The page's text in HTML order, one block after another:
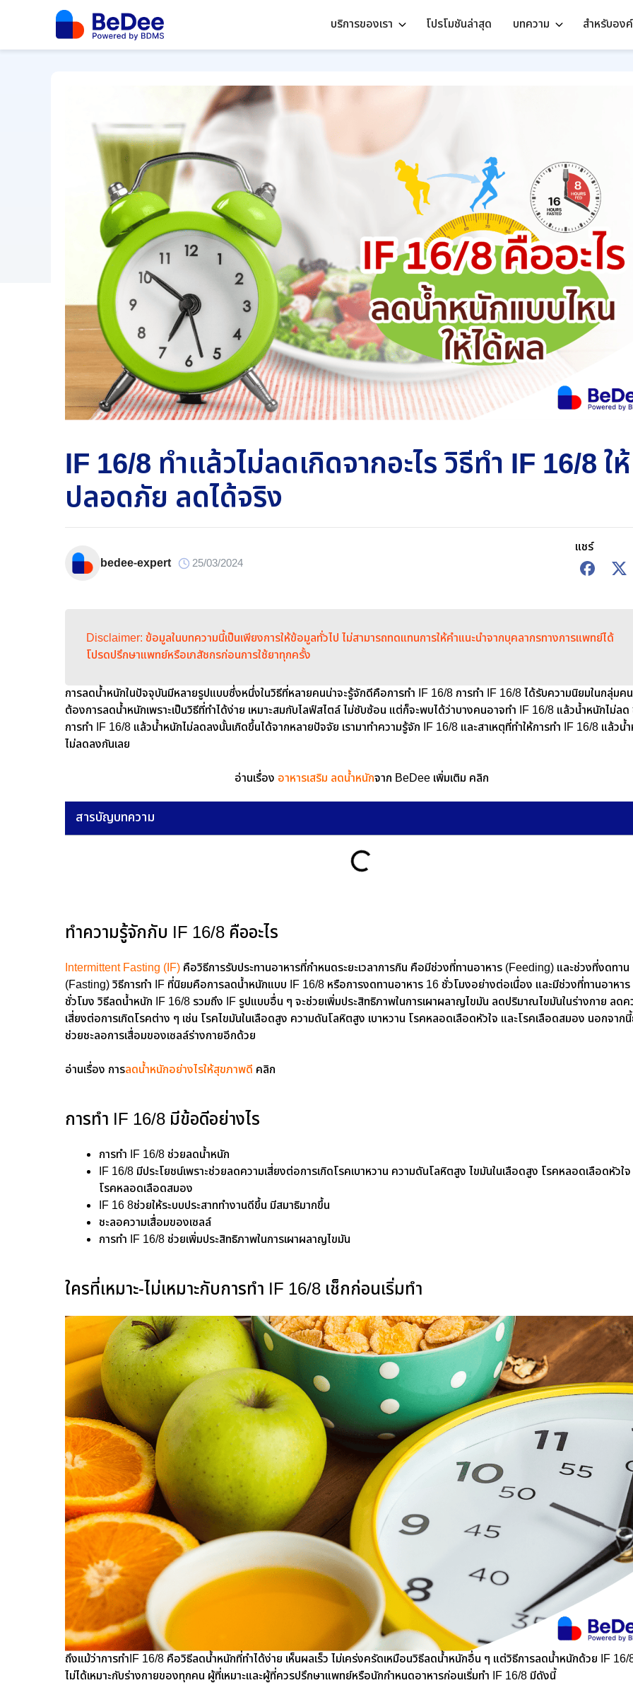
บริการของเรา โปรโมชันล่าสุด บทความ สำหรับอง
IF 16/8 ทำแล้วไม่ลดเกิดจากอะไร วิธีทำ IF 16/8 ให้
ปลอดภัย ลดได้จริง
bedee-expert 25/03/2024
แชร์
Disclaimer: ข้อมูลในบทความนี้เป็นเพียงการให้ข้อมูลทั่วไป ไม่สามารถทดแทนการให้คำแนะนำจากบุคลากรทางการแพทย์ได้
โปรดปรึกษาแพทย์หรือเภสัชกรก่อนการใช้ยาทุกครั้ง
การลดน้ำหนักในปัจจุบันมีหลายรูปแบบซึ่งหนึ่งในวิธีที่หลายคนน่าจะรู้จักดีคือการทำ IF 16/8 การทำ IF 16/8 ได้รับความนิยมในกลุ่มคน
ต้องการลดน้ำหนักเพราะเป็นวิธีที่ทำได้ง่าย เหมาะสมกับไลฟ์สไตล์ ไม่ซับซ้อน แต่ก็จะพบได้ว่าบางคนอาจทํา IF 16/8 แล้วน้ําหนักไม่ลด
การทำ IF 16/8 แล้วน้ำหนักไม่ลดลงนั้นเกิดขึ้นได้จากหลายปัจจัย เรามาทำความรู้จัก IF 16/8 และสาเหตุที่ทำให้การทำ IF 16/8 แล้วน้
ไม่ลดลงกันเลย
อ่านเรื่อง อาหารเสริม ลดน้ำหนักจาก BeDee เพิ่มเติม คลิก
สารบัญบทความ
ทำความรู้จักกับ IF 16/8 คืออะไร
Intermittent Fasting (IF) คือวิธีการรับประทานอาหารที่กำหนดระยะเวลาการกิน คือมีช่วงที่ทานอาหาร (Feeding) และช่วงที่งดทาน
(Fasting) วิธีการทำ IF ที่นิยมคือการลดน้ําหนักแบบ IF 16/8 หรือการงดทานอาหาร 16 ชั่วโมงอย่างต่อเนื่อง และมีช่วงที่ทานอาหา
ชั่วโมง วิธีลดน้ําหนัก IF 16/8 รวมถึง IF รูปแบบอื่น ๆ จะช่วยเพิ่มประสิทธิภาพในการเผาผลาญไขมัน ลดปริมาณไขมันในร่างกาย ลดค
เสี่ยงต่อการเกิดโรคต่าง ๆ เช่น โรคไขมันในเลือดสูง ความดันโลหิตสูง เบาหวาน โรคหลอดเลือดหัวใจ และโรคเลือดสมอง นอกจาก
ช่วยชะลอการเสื่อมของเซลล์ร่างกายอีกด้วย
อ่านเรื่อง การลดน้ำหนักอย่างไรให้สุขภาพดี คลิก
การทำ IF 16/8 มีข้อดีอย่างไร
การทํา IF 16/8 ช่วยลดน้ำหนัก
IF 16/8 มีประโยชน์เพราะช่วยลดความเสี่ยงต่อการเกิดโรคเบาหวาน ความดันโลหิตสูง ไขมันในเลือดสูง โรคหลอดเลือดหัวใ
โรคหลอดเลือดสมอง
IF 16 8ช่วยให้ระบบประสาททำงานดีขึ้น มีสมาธิมากขึ้น
ชะลอความเสื่อมของเซลล์
การทำ IF 16/8 ช่วยเพิ่มประสิทธิภาพในการเผาผลาญไขมัน
ใครที่เหมาะ-ไม่เหมาะกับการทำ IF 16/8 เช็กก่อนเริ่มทำ
ถึงแม้ว่าการทำIF 16/8 คือวิธีลดน้ำหนักที่ทำได้ง่าย เห็นผลเร็ว ไม่เคร่งครัดเหมือนวิธีลดน้ำหนักอื่น ๆ แต่วิธีการลดน้ำหนักด้วย IF 16/
ไม่ได้เหมาะกับร่างกายของทุกคน ผู้ที่เหมาะและผู้ที่ควรปรึกษาแพทย์หรือนักกำหนดอาหารก่อนเริ่มทำ IF 16/8 มีดังนี้